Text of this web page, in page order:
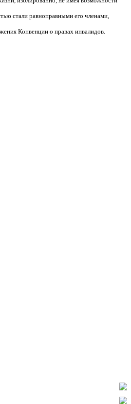
стали равноправными его членами,
Конвенции о правах инвалидов.